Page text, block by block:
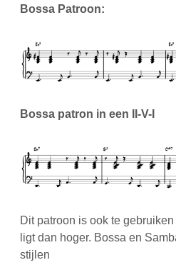
Bossa Patroon:
Bossa patron in een II-V-I
Dit patroon is ook te
ligt dan hoger. Bossa en
stijlen